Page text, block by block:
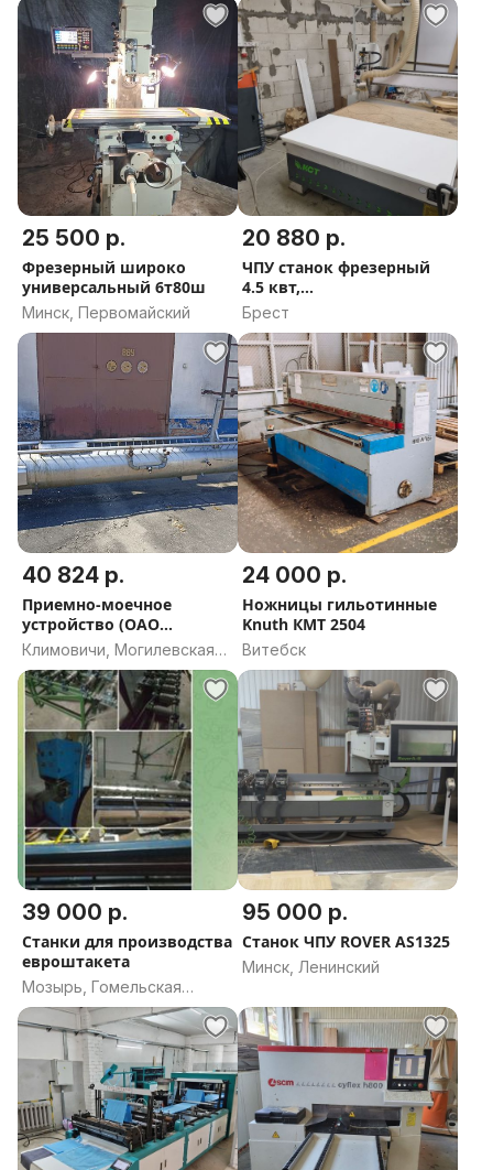
25 500 р.
Фрезерный широко
универсальный 6т80ш
Минск, Первомайский
20 880 р.
ЧПУ станок фрезерный
4.5 квт,
рабочее1600×1600×250
Брест
40 824 р.
Приемно-моечное
устройство (ОАО
«Климовичский ликеро-
водочный завод»)
Климовичи, Могилевская
область
24 000 р.
Ножницы гильотинные
Knuth КМТ 2504
Витебск
39 000 р.
Станки для производства
евроштакета
Мозырь, Гомельская
область
95 000 р.
Станок ЧПУ ROVER AS1325
Минск, Ленинский